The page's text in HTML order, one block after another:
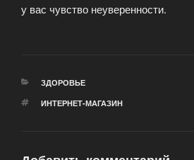
у вас чувство неуверенности.
РУБРИКИ
ЗДОРОВЬЕ
МЕТКИ
ИНТЕРНЕТ-МАГАЗИН